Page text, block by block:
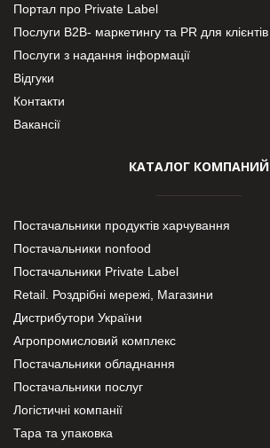
Портал про Private Label
Послуги В2В- маркетингу та PR для клієнтів
Послуги з надання інформації
Відгуки
Контакти
Вакансії
КАТАЛОГ КОМПАНИЙ
Постачальники продуктів харчування
Постачальники nonfood
Постачальники Private Label
Retail. Роздрібні мережі, Магазини
Дистрибутори України
Агропромисловий комплекс
Постачальники обладнання
Постачальники послуг
Логістичні компанії
Тара та упаковка